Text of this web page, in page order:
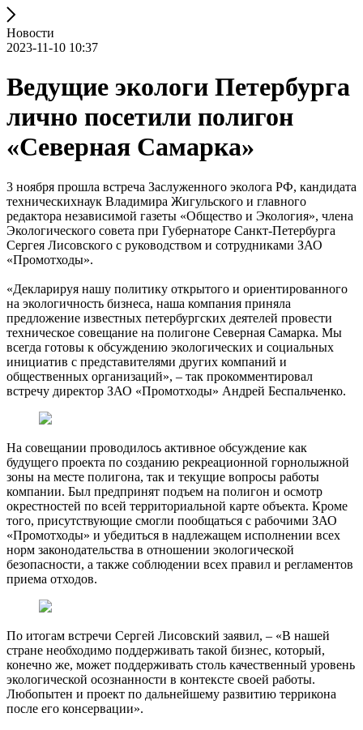
Новости
2023-11-10 10:37
Ведущие экологи Петербурга
лично посетили полигон
«Северная Самарка»
3 ноября прошла встреча Заслуженного эколога РФ, кандидата
техническихнаук Владимира Жигульского и главного
редактора независимой газеты «Общество и Экология», члена
Экологического совета при Губернаторе Санкт-Петербурга
Сергея Лисовского с руководством и сотрудниками ЗАО
«Промотходы».
«Декларируя нашу политику открытого и ориентированного
на экологичность бизнеса, наша компания приняла
предложение известных петербургских деятелей провести
техническое совещание на полигоне Северная Самарка. Мы
всегда готовы к обсуждению экологических и социальных
инициатив с представителями других компаний и
общественных организаций», – так прокомментировал
встречу директор ЗАО «Промотходы» Андрей Беспальченко.
На совещании проводилось активное обсуждение как
будущего проекта по созданию рекреационной горнолыжной
зоны на месте полигона, так и текущие вопросы работы
компании. Был предпринят подъем на полигон и осмотр
окрестностей по всей территориальной карте объекта. Кроме
того, присутствующие смогли пообщаться с рабочими ЗАО
«Промотходы» и убедиться в надлежащем исполнении всех
норм законодательства в отношении экологической
безопасности, а также соблюдении всех правил и регламентов
приема отходов.
По итогам встречи Сергей Лисовский заявил, – «В нашей
стране необходимо поддерживать такой бизнес, который,
конечно же, может поддерживать столь качественный уровень
экологической осознанности в контексте своей работы.
Любопытен и проект по дальнейшему развитию террикона
после его консервации».